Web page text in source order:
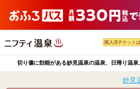
購入済チケット
切り傷に効能がある妙見温泉の温泉、日帰り温
妙見